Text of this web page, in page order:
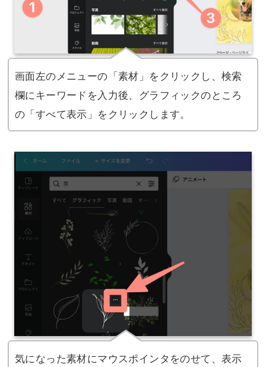
画面左のメニューの「素材」をクリックし、検索
欄にキーワードを入力後、グラフィックのところ
の「すべて表示」をクリックします。
気になった素材にマウスポインタをのせて、表示